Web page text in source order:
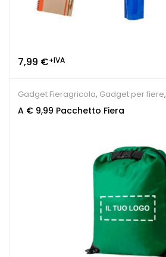
7,99 €+IVA
Gadget Fieragricola, Gadget per fiere,
A € 9,99 Pacchetto Fiera